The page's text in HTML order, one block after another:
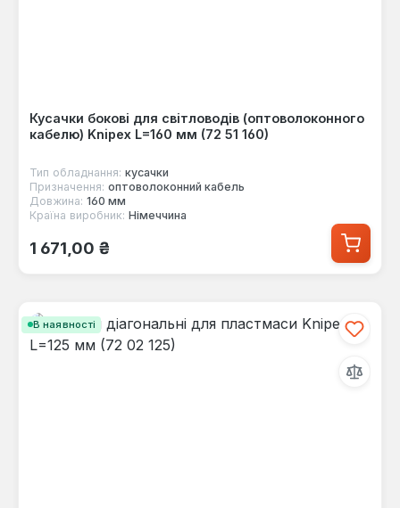
Кусачки бокові для світловодів (оптоволоконного
кабелю) Knipex L=160 мм (72 51 160)
Тип обладнання: кусачки
Призначення: оптоволоконний кабель
Довжина: 160 мм
Країна виробник: Німеччина
Звичайна ціна:
1 671,00 ₴
В наявності